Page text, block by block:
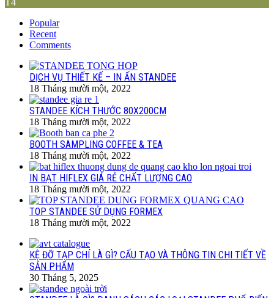
Popular
Recent
Comments
DỊCH VỤ THIẾT KẾ – IN ẤN STANDEE
18 Tháng mười một, 2022
STANDEE KÍCH THƯỚC 80X200CM
18 Tháng mười một, 2022
BOOTH SAMPLING COFFEE & TEA
18 Tháng mười một, 2022
IN BẠT HIFLEX GIÁ RẺ CHẤT LƯỢNG CAO
18 Tháng mười một, 2022
TOP STANDEE SỬ DỤNG FORMEX
18 Tháng mười một, 2022
KỆ ĐỠ TẠP CHÍ LÀ GÌ? CẤU TẠO VÀ THÔNG TIN CHI TIẾT VỀ
SẢN PHẨM
30 Tháng 5, 2025